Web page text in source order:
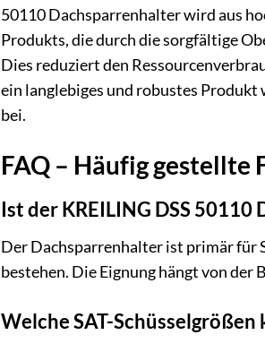
50110 Dachsparrenhalter wird aus
Produkts, die durch die sorgfältige
Dies reduziert den
ein langlebiges und robustes Produkt
bei.
FAQ – Häufig gestellte
Ist der KREILING DSS
Der Dachsparrenhalter ist primär für
bestehen. Die Eignung hängt von
Welche SAT-